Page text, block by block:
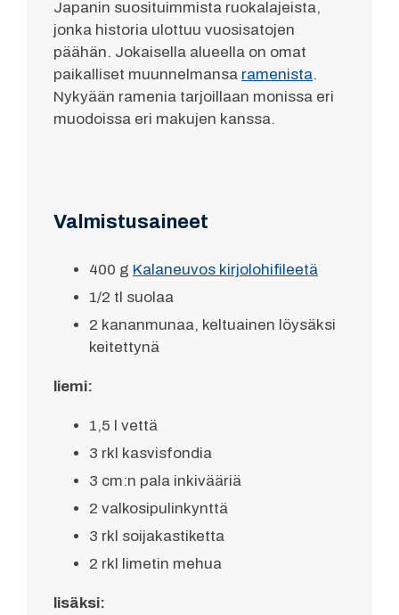
Japanin suosituimmista ruokalajeista,
jonka historia ulottuu vuosisatojen
päähän. Jokaisella alueella on omat
paikalliset muunnelmansa ramenista.
Nykyään ramenia tarjoillaan monissa eri
muodoissa eri makujen kanssa.
Valmistusaineet
400 g Kalaneuvos kirjolohifileetä
1/2 tl suolaa
2 kananmunaa, keltuainen löysäksi
keitettynä
liemi:
1,5 l vettä
3 rkl kasvisfondia
3 cm:n pala inkivääriä
2 valkosipulinkynttä
3 rkl soijakastiketta
2 rkl limetin mehua
lisäksi: